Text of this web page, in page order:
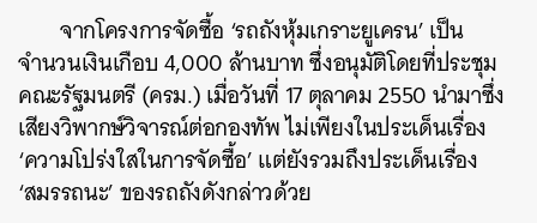
จากโครงการจัดซื้อ ‘รถถังหุ้มเกราะยูเครน’ เป็น
จำนวนเงินเกือบ 4,000 ล้านบาท ซึ่งอนุมัติโดยที่ประชุม
คณะรัฐมนตรี (ครม.) เมื่อวันที่ 17 ตุลาคม 2550 นำมาซึ่ง
เสียงวิพากษ์วิจารณ์ต่อกองทัพ ไม่เพียงในประเด็นเรื่อง
‘ความโปร่งใสในการจัดซื้อ’ แต่ยังรวมถึงประเด็นเรื่อง
‘สมรรถนะ’ ของรถถังดังกล่าวด้วย